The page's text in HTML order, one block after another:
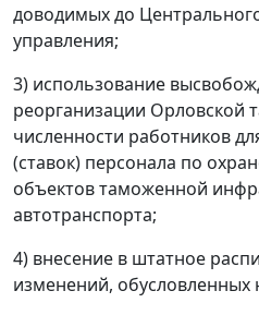
доводимых до
управления;
3) использование
реорганизации Орловской
численности работников
(ставок) персонала по
объектов таможенной
автотранспорта;
4) внесение в штатное
изменений,